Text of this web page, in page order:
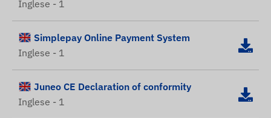
Inglese - 1
Simplepay Online Payment System
Inglese - 1
Juneo CE Declaration of conformity
Inglese - 1